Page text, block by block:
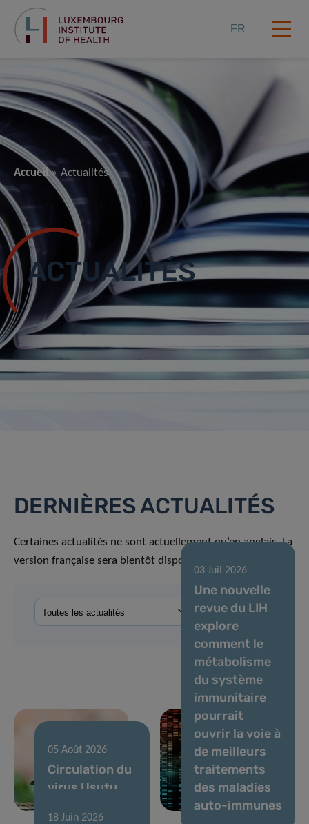
FR
Accueil Actualités
ACTUALITÉS
DERNIÈRES ACTUALITÉS
Certaines actualités ne sont actuellement qu’en anglais. La
version française sera bientôt disponible.
05 Août 2026
Circulation du
virus Usutu,
03 Juil 2026
Une nouvelle
revue du LIH
explore
comment le
métabolisme
du système
immunitaire
pourrait
ouvrir la voie à
de meilleurs
traitements
des maladies
auto-immunes
18 Juin 2026